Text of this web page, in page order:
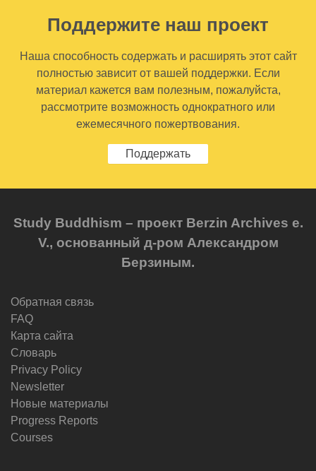
Поддержите наш проект
Наша способность содержать и расширять этот сайт
полностью зависит от вашей поддержки. Если
материал кажется вам полезным, пожалуйста,
рассмотрите возможность однократного или
ежемесячного пожертвования.
Поддержать
Study Buddhism – проект Berzin Archives e.
V., основанный д-ром Александром
Берзиным.
Обратная связь
FAQ
Карта сайта
Словарь
Privacy Policy
Newsletter
Новые материалы
Progress Reports
Courses